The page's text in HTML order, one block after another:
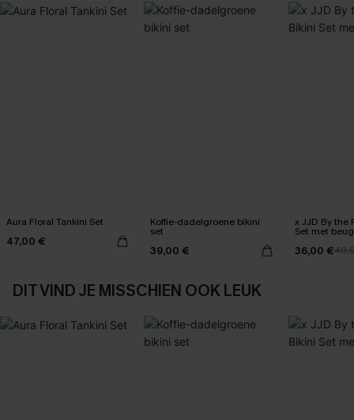
Aura Floral Tankini Set
47,00 €
Koffie-dadelgroene bikini
set
39,00 €
x JJD By the
Set met
36,00 €
DIT VIND JE MISSCHIEN OOK LEUK